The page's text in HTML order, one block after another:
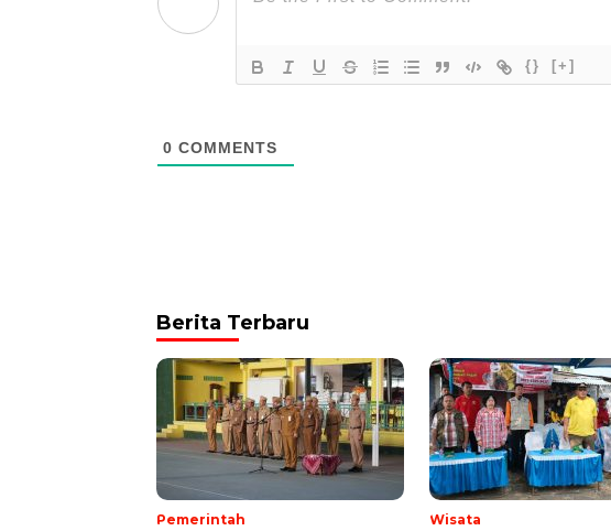
{} [+]
0 COMMENTS
Berita Terbaru
Pemerintah Wisata